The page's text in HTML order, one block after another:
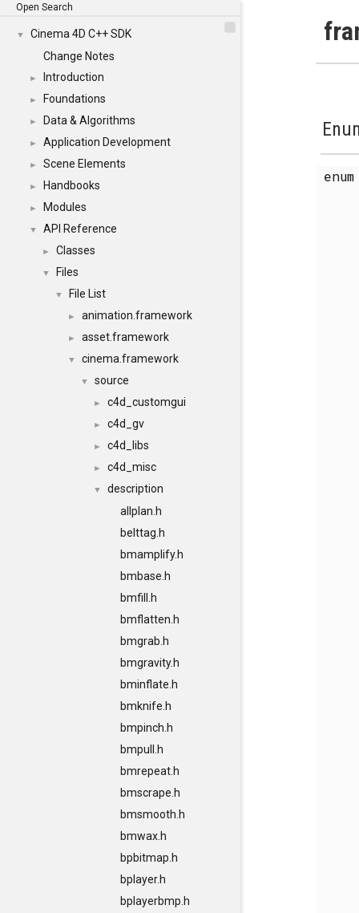
Open Search
▼
Cinema 4D C++ SDK
Change Notes
► Introduction
► Foundations
► Data & Algorithms
► Application Development
► Scene Elements
► Handbooks
► Modules
▼ API Reference
► Classes
▼ Files
▼ File List
► animation.framework
► asset.framework
▼ cinema.framework
▼ source
► c4d_customgui
► c4d_gv
► c4d_libs
► c4d_misc
▼
description
allplan.h
belttag.h
bmamplify.h
bmbase.h
bmfill.h
bmflatten.h
bmgrab.h
bmgravity.h
bminflate.h
bmknife.h
bmpinch.h
bmpull.h
bmrepeat.h
bmscrape.h
bmsmooth.h
bmwax.h
bpbitmap.h
bplayer.h
bplayerbmp.h